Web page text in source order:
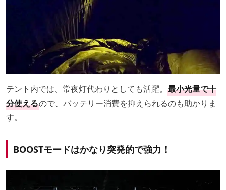
テント内では、常夜灯代わりとしても活躍。 最小光量で十
分使えるので、バッテリー消費を抑えられるのも助かりま
す。
BOOSTモードはかなり突発的で強力！